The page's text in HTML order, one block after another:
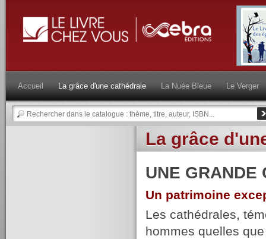
Accueil La grâce d'une cathédrale La Nuée Bleue Le Verger
La grâce
UNE GRANDE
Un patrimoine
Les cathédrales,
hommes quelles